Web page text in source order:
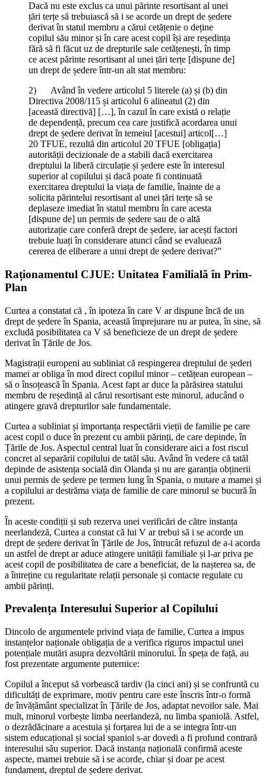
Dacă nu este exclus ca unui părinte resortisant al unei
țări terțe să trebuiască să i se acorde un drept de ședere
derivat în statul membru a cărui cetățenie o deține
copilul său minor și în care acest copil își are reședința
fără să fi făcut uz de drepturile sale cetățenești, în timp
ce acest părinte resortisant al unei țări terțe [dispune de]
un drept de ședere într‑un alt stat membru:
2) Având în vedere articolul 5 literele (a) și (b) din
Directiva 2008/115 și articolul 6 alineatul (2) din
[această directivă] […], în cazul în care există o relație
de dependență, precum cea care justifică acordarea unui
drept de ședere derivat în temeiul [acestui] articol[…]
20 TFUE, rezultă din articolul 20 TFUE [obligația]
autorității decizionale de a stabili dacă exercitarea
dreptului la liberă circulație și ședere este în interesul
superior al copilului și dacă poate fi continuată
exercitarea dreptului la viața de familie, înainte de a
solicita părintelui resortisant al unei țări terțe să se
deplaseze imediat în statul membru în care acesta
[dispune de] un permis de ședere sau de o altă
autorizație care conferă drept de ședere, iar acești factori
trebuie luați în considerare atunci când se evaluează
cererea de eliberare a unui drept de ședere derivat?”
Raționamentul CJUE: Unitatea Familială în Prim-
Plan
Curtea a constatat că , în ipoteza în care V ar dispune încă de un
drept de ședere în Spania, această împrejurare nu ar putea, în sine, să
excludă posibilitatea ca V să beneficieze de un drept de ședere
derivat în Țările de Jos.
Magistrații europeni au subliniat că respingerea dreptului de șederi
mamei ar obliga în mod direct copilul minor – cetățean european –
să o însoțească în Spania. Acest fapt ar duce la părăsirea statului
membru de reședință al cărui resortisant este minorul, aducând o
atingere gravă drepturilor sale fundamentale.
Curtea a subliniat și importanța respectării vieții de familie pe care
acest copil o duce în prezent cu ambii părinți, de care depinde, în
Țările de Jos. Aspectul central luat în considerare aici a fost riscul
concret al separării copilului de tatăl său. Având în vedere că tatăl
depinde de asistența socială din Olanda și nu are garanția obținerii
unui permis de ședere pe termen lung în Spania, o mutare a mamei și
a copilului ar destrăma viața de familie de care minorul se bucură în
prezent.
În aceste condiții și sub rezerva unei verificări de către instanța
neerlandeză, Curtea a constat că lui V ar trebui să i se acorde un
drept de ședere derivat în Țările de Jos, întrucât refuzul de a-i acorda
un astfel de drept ar aduce atingere unității familiale și l-ar priva pe
acest copil de posibilitatea de care a beneficiat, de la nașterea sa, de
a întreține cu regularitate relații personale și contacte regulate cu
ambii părinți.
Prevalența Interesului Superior al Copilului
Dincolo de argumentele privind viața de familie, Curtea a impus
instanțelor naționale obligația de a verifica riguros impactul unei
potențiale mutări asupra dezvoltării minorului. În speța de față, au
fost prezentate argumente puternice:
Copilul a început să vorbească tardiv (la cinci ani) și se confruntă cu
dificultăți de exprimare, motiv pentru care este înscris într-o formă
de învățământ specializat în Țările de Jos, adaptat nevoilor sale. Mai
mult, minorul vorbește limba neerlandeză, nu limba spaniolă. Astfel,
o dezrădăcinare a acestuia și forțarea lui de a se integra într-un
sistem educațional și social spaniol s-ar dovedi a fi profund contrară
interesului său superior. Dacă instanța națională confirmă aceste
aspecte, mamei trebuie să i se acorde, chiar și doar pe acest
fundament, dreptul de ședere derivat.